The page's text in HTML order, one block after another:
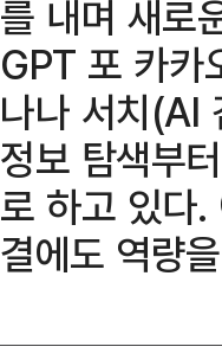
를 내며 새로
GPT 포 카
나나 서치(AI
정보 탐색부
로 하고 있다
결에도 역량